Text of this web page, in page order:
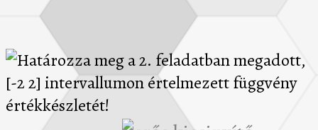
Határozza meg a 2. feladatban megadott, [-2 2] intervallumon értelmezett függvény